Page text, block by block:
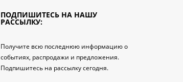
ПОДПИШИТЕСЬ НА НАШУ
РАССЫЛКУ:
Получите всю последнюю информацию о
событиях, распродажи и предложения.
Подпишитесь на рассылку сегодня.